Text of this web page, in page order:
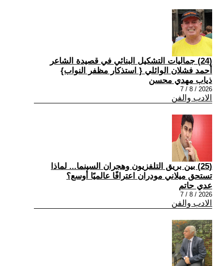
(24) جماليات التشكيل البنائي في قصيدة الشاعر
أحمد فشلان الوائلي { استذكار مظفر النواب}
ذياب مهدي محسن
2026 / 8 / 7
الادب والفن
(25) بين بريق التلفزيون وهجران السينما... لماذا
تستحق ميلاني مودران اعترافًا عالميًا أوسع؟
عدي حاتم
2026 / 8 / 7
الادب والفن